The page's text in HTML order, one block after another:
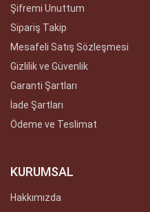
Şifremi Unuttum
Sipariş Takip
Mesafeli Satış Sözleşmesi
Gizlilik ve Güvenlik
Garanti Şartları
İade Şartları
Ödeme ve Teslimat
KURUMSAL
Hakkımızda